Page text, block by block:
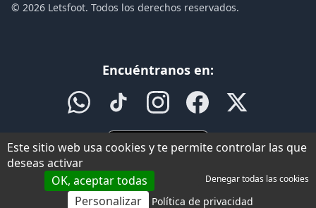
© 2026 Letsfoot. Todos los derechos reservados.
Encuéntranos en:
Este sitio web usa cookies y te permite controlar las que
deseas activar
OK, aceptar todas
Denegar todas las cookies
Personalizar Política de privacidad